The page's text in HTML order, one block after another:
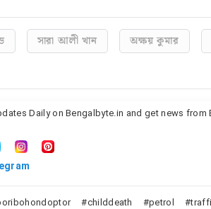
সারা আলী খান অক্ষয় কুমার
Daily on Bengalbyte.in and get news from
childdeath petrol